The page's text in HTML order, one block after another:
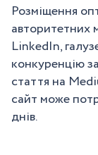
Розміщення
авторитетних
LinkedIn,
конкуренцію
стаття на
сайт може
днів.